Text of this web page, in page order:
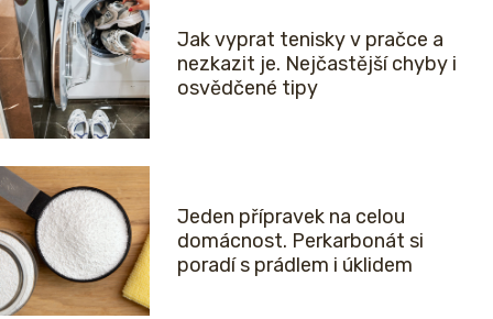
Jak vyprat tenisky v pračce a
nezkazit je. Nejčastější chyby i
osvědčené tipy
Jeden přípravek na celou
domácnost. Perkarbonát si
poradí s prádlem i úklidem